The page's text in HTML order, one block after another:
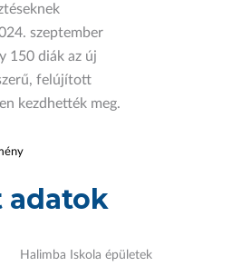
szeptember
150 diák az új
felújított
kezdhették meg.
adatok
Halimba Iskola épületek